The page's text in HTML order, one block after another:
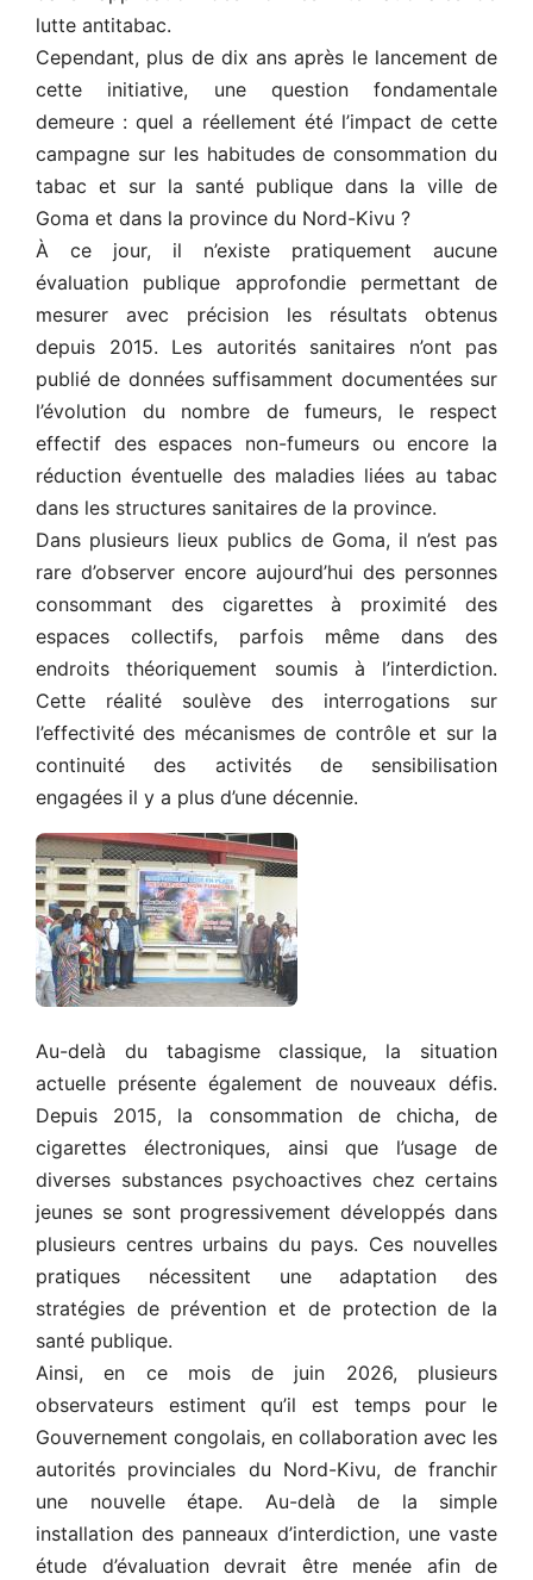
lutte antitabac.
Cependant, plus de dix ans après le lancement de
cette initiative, une question fondamentale
demeure : quel a réellement été l’impact de cette
campagne sur les habitudes de consommation du
tabac et sur la santé publique dans la ville de
Goma et dans la province du Nord-Kivu ?
À ce jour, il n’existe pratiquement aucune
évaluation publique approfondie permettant de
mesurer avec précision les résultats obtenus
depuis 2015. Les autorités sanitaires n’ont pas
publié de données suffisamment documentées sur
l’évolution du nombre de fumeurs, le respect
effectif des espaces non-fumeurs ou encore la
réduction éventuelle des maladies liées au tabac
dans les structures sanitaires de la province.
Dans plusieurs lieux publics de Goma, il n’est pas
rare d’observer encore aujourd’hui des personnes
consommant des cigarettes à proximité des
espaces collectifs, parfois même dans des
endroits théoriquement soumis à l’interdiction.
Cette réalité soulève des interrogations sur
l’effectivité des mécanismes de contrôle et sur la
continuité des activités de sensibilisation
engagées il y a plus d’une décennie.
Au-delà du tabagisme classique, la situation
actuelle présente également de nouveaux défis.
Depuis 2015, la consommation de chicha, de
cigarettes électroniques, ainsi que l’usage de
diverses substances psychoactives chez certains
jeunes se sont progressivement développés dans
plusieurs centres urbains du pays. Ces nouvelles
pratiques nécessitent une adaptation des
stratégies de prévention et de protection de la
santé publique.
Ainsi, en ce mois de juin 2026, plusieurs
observateurs estiment qu’il est temps pour le
Gouvernement congolais, en collaboration avec les
autorités provinciales du Nord-Kivu, de franchir
une nouvelle étape. Au-delà de la simple
installation des panneaux d’interdiction, une vaste
étude d’évaluation devrait être menée afin de